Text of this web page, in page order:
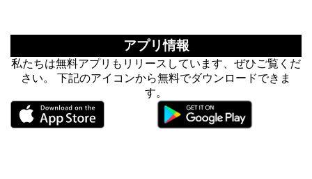
アプリ情報
私たちは無料アプリもリリースしています、ぜひご覧くだ
さい。 下記のアイコンから無料でダウンロードできま
す。